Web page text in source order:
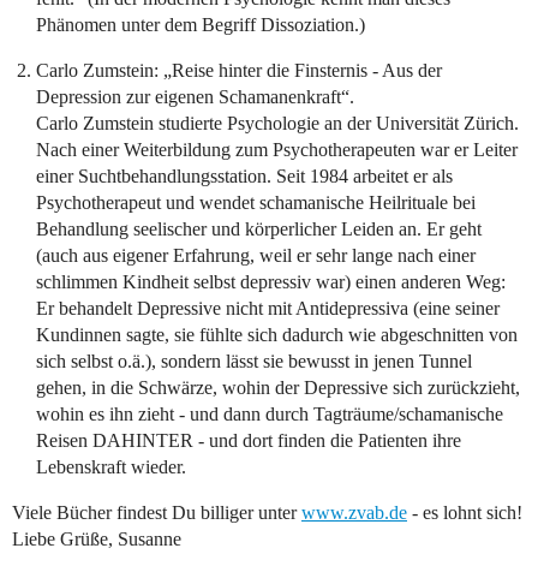
Phänomen unter dem Begriff Dissoziation.)
Carlo Zumstein: „Reise hinter die Finsternis - Aus der
Depression zur eigenen Schamanenkraft“.
Carlo Zumstein studierte Psychologie an der Universität Zürich.
Nach einer Weiterbildung zum Psychotherapeuten war er Leiter
einer Suchtbehandlungsstation. Seit 1984 arbeitet er als
Psychotherapeut und wendet schamanische Heilrituale bei
Behandlung seelischer und körperlicher Leiden an. Er geht
(auch aus eigener Erfahrung, weil er sehr lange nach einer
schlimmen Kindheit selbst depressiv war) einen anderen Weg:
Er behandelt Depressive nicht mit Antidepressiva (eine seiner
Kundinnen sagte, sie fühlte sich dadurch wie abgeschnitten von
sich selbst o.ä.), sondern lässt sie bewusst in jenen Tunnel
gehen, in die Schwärze, wohin der Depressive sich zurückzieht,
wohin es ihn zieht - und dann durch Tagträume/schamanische
Reisen DAHINTER - und dort finden die Patienten ihre
Lebenskraft wieder.
Viele Bücher findest Du billiger unterwww.zvab.de - es lohnt sich!
Liebe Grüße, Susanne